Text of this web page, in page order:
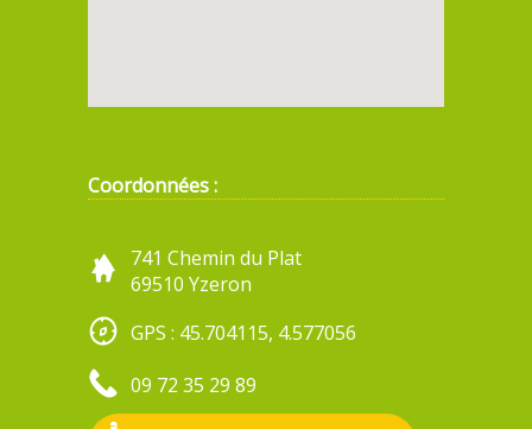
Coordonnées :
741 Chemin du Plat
69510 Yzeron
GPS : 45.704115, 4.577056
09 72 35 29 89